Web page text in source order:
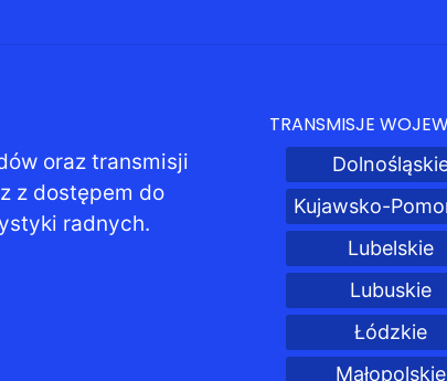
oraz transmisji
z dostępem do
radnych.
TRANSMISJE
Kujawsko-
Lubelskie
Lubuskie
Łódzkie
Małopolskie